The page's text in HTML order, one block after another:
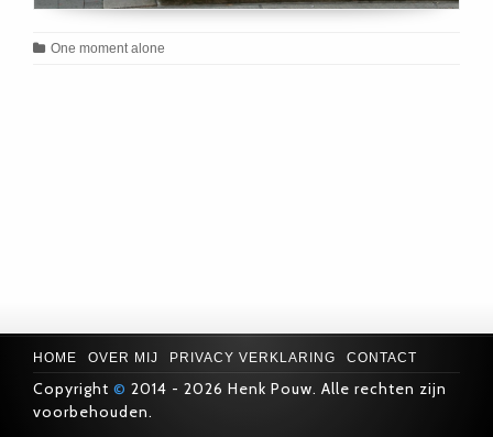
One moment alone
HOME OVER MIJ PRIVACY VERKLARING CONTACT
Copyright © 2014 - 2026 Henk Pouw. Alle rechten zijn
voorbehouden.